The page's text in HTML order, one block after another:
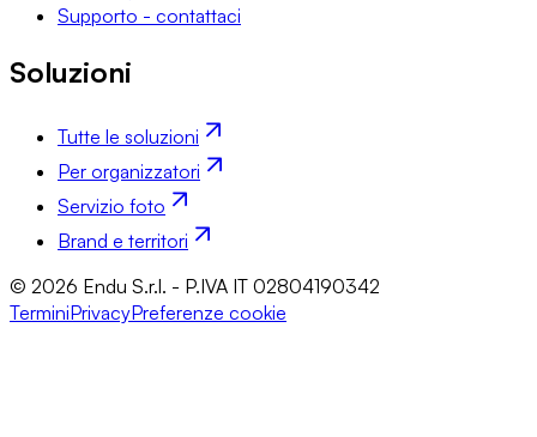
Supporto - contattaci
Soluzioni
Tutte le soluzioni
Per organizzatori
Servizio foto
Brand e territori
© 2026 Endu S.r.l. - P.IVA IT 02804190342
TerminiPrivacyPreferenze cookie